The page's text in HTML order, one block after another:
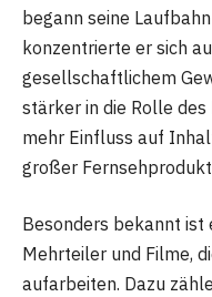
begann seine
konzentrierte er sich
gesellschaftlichem
stärker in die Rolle
mehr Einfluss auf
großer
Besonders bekannt
Mehrteiler und Filme,
aufarbeiten. Dazu